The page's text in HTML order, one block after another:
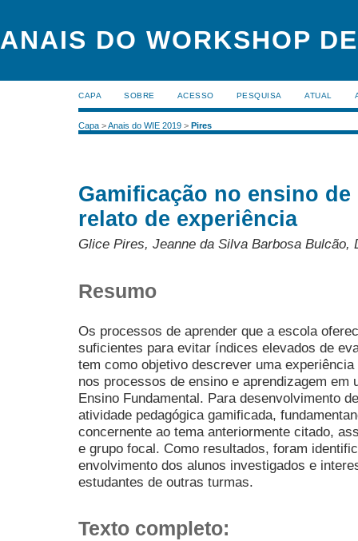
ANAIS DO WORKSHOP
CAPA SOBRE ACESSO PESQUISA ATUAL
Capa >Anais do WIE 2019 > Pires
Gamificação no ensino
relato de experiência
Glice Pires, Jeanne da Silva Barbosa Bulcão,
Resumo
Os processos de aprender que a escola
suficientes para evitar índices elevados de
tem como objetivo descrever uma
nos processos de ensino e aprendizagem em
Ensino Fundamental. Para desenvolvimento
atividade pedagógica gamificada,
concernente ao tema anteriormente citado,
e grupo focal. Como resultados, foram
envolvimento dos alunos investigados e
estudantes de outras turmas.
Texto completo: